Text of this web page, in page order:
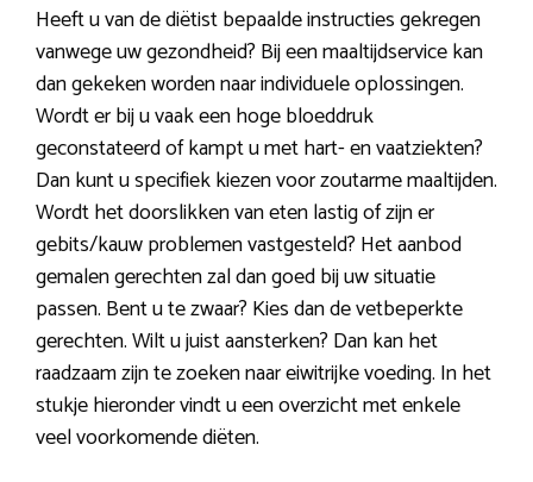
Heeft u van de diëtist bepaalde instructies gekregen
vanwege uw gezondheid? Bij een maaltijdservice kan
dan gekeken worden naar individuele oplossingen.
Wordt er bij u vaak een hoge bloeddruk
geconstateerd of kampt u met hart- en vaatziekten?
Dan kunt u specifiek kiezen voor zoutarme maaltijden.
Wordt het doorslikken van eten lastig of zijn er
gebits/kauw problemen vastgesteld? Het aanbod
gemalen gerechten zal dan goed bij uw situatie
passen. Bent u te zwaar? Kies dan de vetbeperkte
gerechten. Wilt u juist aansterken? Dan kan het
raadzaam zijn te zoeken naar eiwitrijke voeding. In het
stukje hieronder vindt u een overzicht met enkele
veel voorkomende diëten.